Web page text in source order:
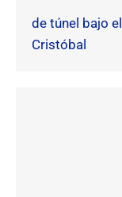
de túnel bajo
Cristóbal